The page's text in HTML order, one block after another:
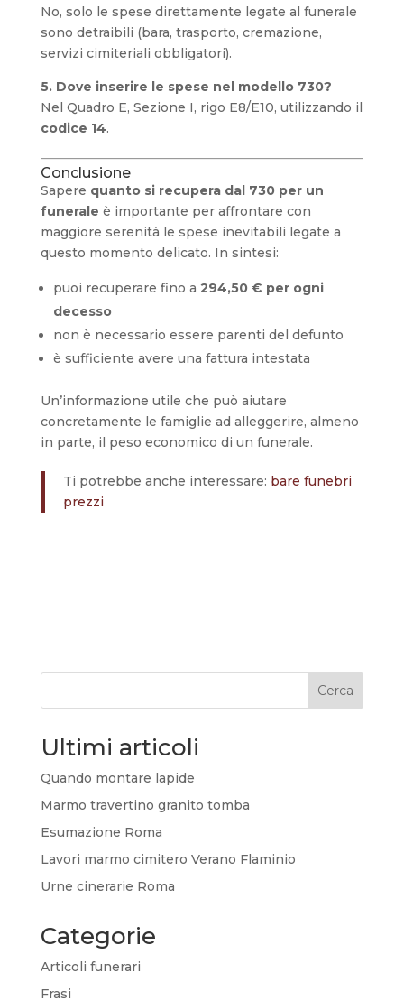
No, solo le spese direttamente legate al funerale
sono detraibili (bara, trasporto, cremazione,
servizi cimiteriali obbligatori).
5. Dove inserire le spese nel modello 730?
Nel Quadro E, Sezione I, rigo E8/E10, utilizzando il
codice 14.
Conclusione
Sapere quanto si recupera dal 730 per un
funerale è importante per affrontare con
maggiore serenità le spese inevitabili legate a
questo momento delicato. In sintesi:
puoi recuperare fino a 294,50 € per ogni
decesso
non è necessario essere parenti del defunto
è sufficiente avere una fattura intestata
Un’informazione utile che può aiutare
concretamente le famiglie ad alleggerire, almeno
in parte, il peso economico di un funerale.
Ti potrebbe anche interessare: bare funebri
prezzi
Cerca
Ultimi articoli
Quando montare lapide
Marmo travertino granito tomba
Esumazione Roma
Lavori marmo cimitero Verano Flaminio
Urne cinerarie Roma
Categorie
Articoli funerari
Frasi